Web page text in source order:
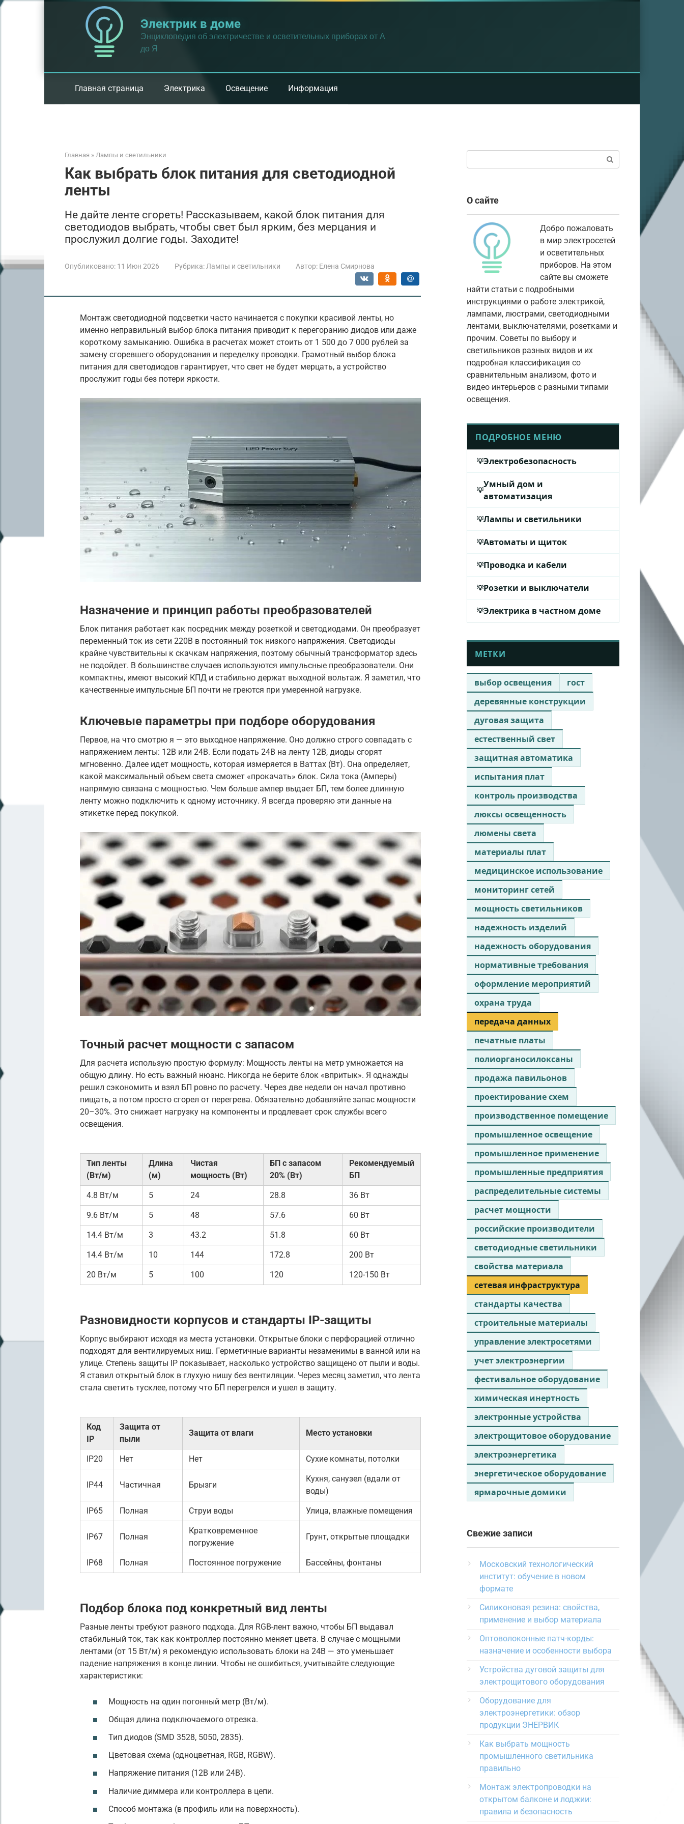
Перейти
Электрик в доме
Энциклопедия об электричестве и осветительных приборах от А
до Я
Главная страница Электрика Освещение Информация
Главная » Лампы и светильники
Как выбрать блок питания для светодиодной
ленты
Не дайте ленте сгореть! Рассказываем, какой блок питания для
светодиодов выбрать, чтобы свет был ярким, без мерцания и
прослужил долгие годы. Заходите!
Опубликовано: 11 Июн 2026 Рубрика: Лампы и светильники Автор: Елена Смирнова
Монтаж светодиодной подсветки часто начинается с покупки красивой ленты, но
именно неправильный выбор блока питания приводит к перегоранию диодов или даже
короткому замыканию. Ошибка в расчетах может стоить от 1 500 до 7 000 рублей за
замену сгоревшего оборудования и переделку проводки. Грамотный выбор блока
питания для светодиодов гарантирует, что свет не будет мерцать, а устройство
прослужит годы без потери яркости.
Назначение и принцип работы преобразователей
Блок питания работает как посредник между розеткой и светодиодами. Он преобразует
переменный ток из сети 220В в постоянный ток низкого напряжения. Светодиоды
крайне чувствительны к скачкам напряжения, поэтому обычный трансформатор здесь
не подойдет. В большинстве случаев используются импульсные преобразователи. Они
компактны, имеют высокий КПД и стабильно держат выходной вольтаж. Я заметил, что
качественные импульсные БП почти не греются при умеренной нагрузке.
Ключевые параметры при подборе оборудования
Первое, на что смотрю я — это выходное напряжение. Оно должно строго совпадать с
напряжением ленты: 12В или 24В. Если подать 24В на ленту 12В, диоды сгорят
мгновенно. Далее идет мощность, которая измеряется в Ваттах (Вт). Она определяет,
какой максимальный объем света сможет «прокачать» блок. Сила тока (Амперы)
напрямую связана с мощностью. Чем больше ампер выдает БП, тем более длинную
ленту можно подключить к одному источнику. Я всегда проверяю эти данные на
этикетке перед покупкой.
Точный расчет мощности с запасом
Для расчета использую простую формулу: Мощность ленты на метр умножается на
общую длину. Но есть важный нюанс. Никогда не берите блок «впритык». Я однажды
решил сэкономить и взял БП ровно по расчету. Через две недели он начал противно
пищать, а потом просто сгорел от перегрева. Обязательно добавляйте запас мощности
20–30%. Это снижает нагрузку на компоненты и продлевает срок службы всего
освещения.
Тип ленты
(Вт/м)
Длина
(м)
Чистая
мощность (Вт)
БП с запасом
20% (Вт)
Рекомендуемый
БП
4.8 Вт/м 5 24 28.8 36 Вт
9.6 Вт/м 5 48 57.6 60 Вт
14.4 Вт/м 3 43.2 51.8 60 Вт
14.4 Вт/м 10 144 172.8 200 Вт
20 Вт/м 5 100 120 120-150 Вт
Разновидности корпусов и стандарты IP-защиты
Корпус выбирают исходя из места установки. Открытые блоки с перфорацией отлично
подходят для вентилируемых ниш. Герметичные варианты незаменимы в ванной или на
улице. Степень защиты IP показывает, насколько устройство защищено от пыли и воды.
Я ставил открытый блок в глухую нишу без вентиляции. Через месяц заметил, что лента
стала светить тусклее, потому что БП перегрелся и ушел в защиту.
Код
IP
Защита от
пыли
Защита от влаги Место установки
IP20 Нет Нет Сухие комнаты, потолки
IP44 Частичная Брызги
Кухня, санузел (вдали от
воды)
IP65 Полная Струи воды Улица, влажные помещения
IP67 Полная
Кратковременное
погружение
Грунт, открытые площадки
IP68 Полная Постоянное погружение Бассейны, фонтаны
Подбор блока под конкретный вид ленты
Разные ленты требуют разного подхода. Для RGB-лент важно, чтобы БП выдавал
стабильный ток, так как контроллер постоянно меняет цвета. В случае с мощными
лентами (от 15 Вт/м) я рекомендую использовать блоки на 24В — это уменьшает
падение напряжения в конце линии. Чтобы не ошибиться, учитывайте следующие
характеристики:
Мощность на один погонный метр (Вт/м).
Общая длина подключаемого отрезка.
Тип диодов (SMD 3528, 5050, 2835).
Цветовая схема (одноцветная, RGB, RGBW).
Напряжение питания (12В или 24В).
Наличие диммера или контроллера в цепи.
Способ монтажа (в профиль или на поверхность).
О сайте
Добро пожаловать
в мир электросетей
и осветительных
приборов. На этом
сайте вы сможете
найти статьи с подробными
инструкциями о работе электрикой,
лампами, люстрами, светодиодными
лентами, выключателями, розетками и
прочим. Советы по выбору и
светильников разных видов и их
подробная классификация со
сравнительным анализом, фото и
видео интерьеров с разными типами
освещения.
ПОДРОБНОЕ МЕНЮ
Электробезопасность
Умный дом и
автоматизация
Лампы и светильники
Автоматы и щиток
Проводка и кабели
Розетки и выключатели
Электрика в частном доме
МЕТКИ
выбор освещения
гост
деревянные конструкции
дуговая защита
естественный свет
защитная автоматика
испытания плат
контроль производства
люксы освещенность
люмены света
материалы плат
медицинское использование
мониторинг сетей
мощность светильников
надежность изделий
надежность оборудования
нормативные требования
оформление мероприятий
охрана труда
передача данных
печатные платы
полиорганосилоксаны
продажа павильонов
проектирование схем
производственное помещение
промышленное освещение
промышленное применение
промышленные предприятия
распределительные системы
расчет мощности
российские производители
светодиодные светильники
свойства материала
сетевая инфраструктура
стандарты качества
строительные материалы
управление электросетями
учет электроэнергии
фестивальное оборудование
химическая инертность
электронные устройства
электрощитовое оборудование
электроэнергетика
энергетическое оборудование
ярмарочные домики
Свежие записи
Московский технологический
институт: обучение в новом
формате
Силиконовая резина: свойства,
применение и выбор материала
Оптоволоконные патч-корды:
назначение и особенности выбора
Устройства дуговой защиты для
электрощитового оборудования
Оборудование для
электроэнергетики: обзор
продукции ЭНЕРВИК
Как выбрать мощность
промышленного светильника
правильно
Монтаж электропроводки на
открытом балконе и лоджии:
правила и безопасность